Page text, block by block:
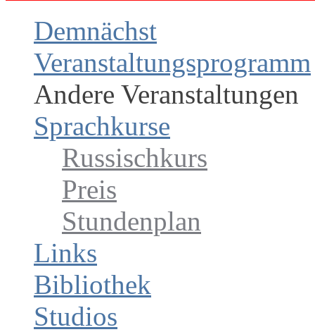
Demnächst
Veranstaltungsprogramm
Andere Veranstaltungen
Sprachkurse
Russischkurs
Preis
Stundenplan
Links
Bibliothek
Studios